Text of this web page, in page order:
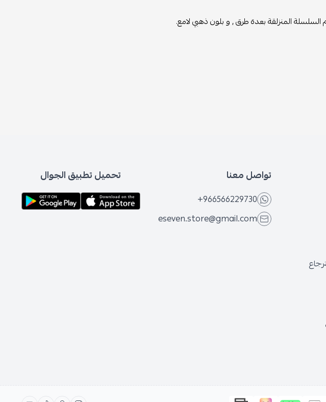
المنزلقة بعدة طرق , و بلون ذهبي لامع.
تواصل معنا
+966566229730
eseven.store@gmail.com
تحميل تطبيق الجوال